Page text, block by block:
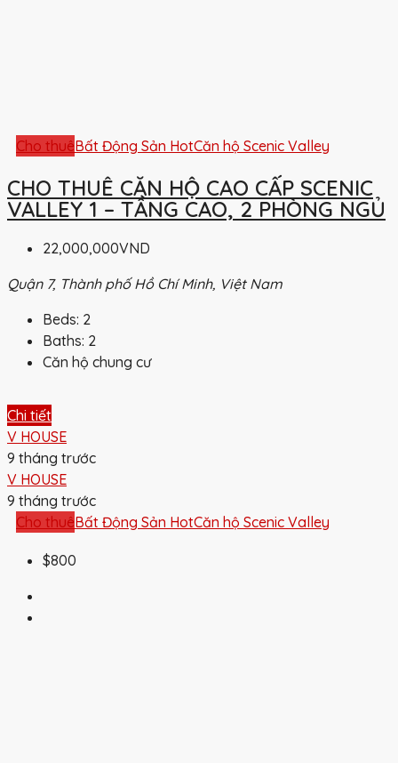
Cho thuêBất Động Sản HotCăn hộ Scenic Valley
CHO THUÊ CĂN HỘ CAO CẤP SCENIC
VALLEY 1 – TẦNG CAO, 2 PHÒNG NGỦ
22,000,000VND
Quận 7, Thành phố Hồ Chí Minh, Việt Nam
Beds: 2
Baths: 2
Căn hộ chung cư
Chi tiết
V HOUSE
9 tháng trước
V HOUSE
9 tháng trước
Cho thuêBất Động Sản HotCăn hộ Scenic Valley
$800